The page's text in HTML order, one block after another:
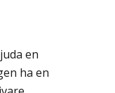
en
ha en